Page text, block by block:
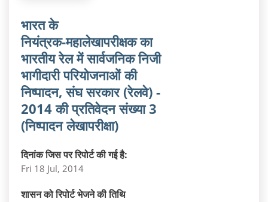
भारत के
नियंत्रक‑महालेखापरीक्षक का
भारतीय रेल में सार्वजनिक निजी
भागीदारी परियोजनाओं की
निष्पादन, संघ सरकार (रेलवे) -
2014 की प्रतिवेदन संख्या 3
(निष्पादन लेखापरीक्षा)
दिनांक जिस पर रिपोर्ट की गई है:
Fri 18 Jul, 2014
शासन को रिपोर्ट भेजने की तिथि